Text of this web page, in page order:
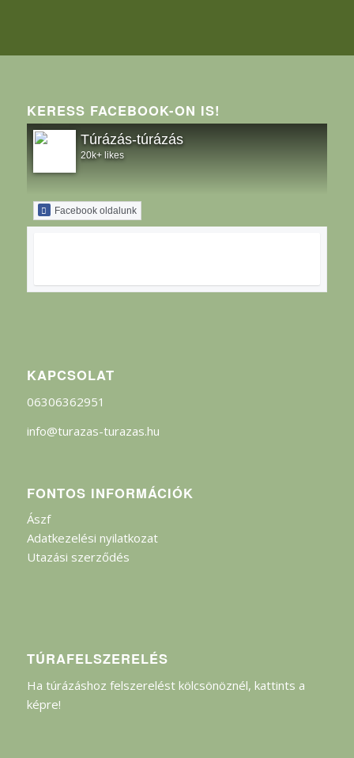
KERESS FACEBOOK-ON IS!
Túrázás-túrázás
20k+ likes
Facebook oldalunk
KAPCSOLAT
06306362951
info@turazas-turazas.hu
FONTOS INFORMÁCIÓK
Ászf
Adatkezelési nyilatkozat
Utazási szerződés
TÚRAFELSZERELÉS
Ha túrázáshoz felszerelést kölcsönöznél, kattints a
képre!